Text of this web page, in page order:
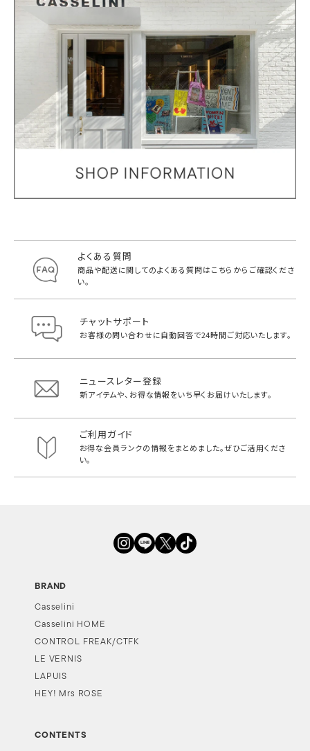
よくある質問
商品や配送に関してのよくある質問はこちらからご確認くださ
い。
チャットサポート
お客様の問い合わせに自動回答で24時間ご対応いたします。
ニュースレター登録
新アイテムや、お得な情報をいち早く お届けいたします。
ご利用ガイド
お得な会員ランクの情報をまとめました。ぜひご活用くださ
い。
BRAND
Casselini
Casselini HOME
CONTROL FREAK/CTFK
LE VERNIS
LAPUIS
HEY! Mrs ROSE
CONTENTS